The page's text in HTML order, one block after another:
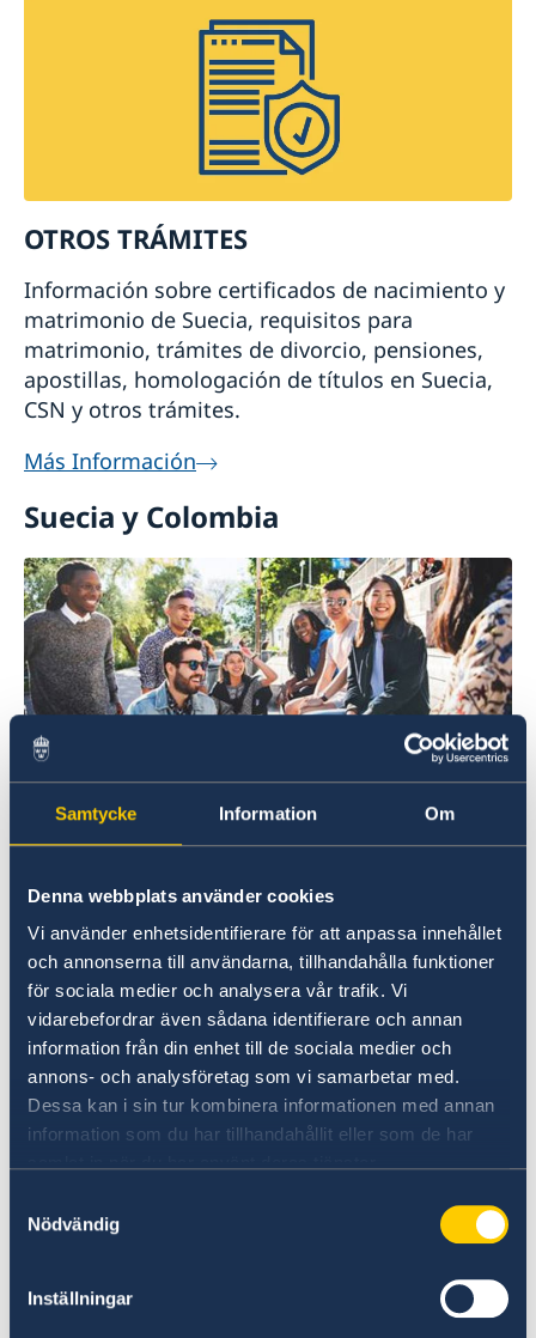
Samtycke Information Om
Denna webbplats använder cookies
Vi använder enhetsidentifierare för att anpassa innehållet
och annonserna till användarna, tillhandahålla funktioner
för sociala medier och analysera vår trafik. Vi
vidarebefordrar även sådana identifierare och annan
information från din enhet till de sociala medier och
annons- och analysföretag som vi samarbetar med.
Dessa kan i sin tur kombinera informationen med annan
information som du har tillhandahållit eller som de har
Nödvändig
Inställningar
OTROS TRÁMITES
Información sobre certificados de nacimiento y
matrimonio de Suecia, requisitos para
matrimonio, trámites de divorcio, pensiones,
apostillas, homologación de títulos en Suecia,
CSN y otros trámites.
Más Información
Suecia y Colombia
Estudios en Suecia
Consulta la oferta académica en Suecia.
Más información
Cooperación de Suecia en Colombia
para la Paz y el Desarrollo Sostenible
Aquí encuentras información sobre nuestro
trabajo de Cooperación para la Paz y el